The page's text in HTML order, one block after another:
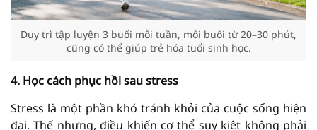
Duy trì tập luyện 3 buổi mỗi tuần, mỗi buổi từ 20–30 phút,
cũng có thể giúp trẻ hóa tuổi sinh học.
4. Học cách phục hồi sau stress
Stress là một phần khó tránh khỏi của cuộc sống hiện
đại. Thế nhưng, điều khiến cơ thể suy kiệt không phải